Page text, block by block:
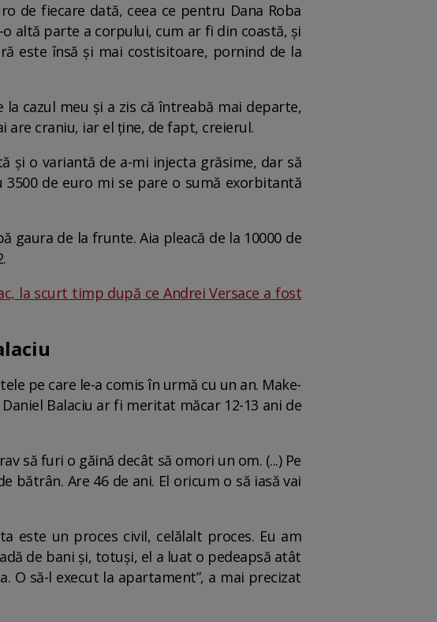
de fiecare dată, ceea ce pentru Dana Roba
altă parte a corpului, cum ar fi din coastă, și
este însă și mai costisitoare, pornind de la
cazul meu și a zis că întreabă mai departe,
are craniu, iar el ține, de fapt, creierul.
și o variantă de a-mi injecta grăsime, dar să
de euro mi se pare o sumă exorbitantă
gaura de la frunte. Aia pleacă de la 10000 de
la scurt timp după ce Andrei Versace a fost
pe care le-a comis în urmă cu un an. Make-
Balaciu ar fi meritat măcar 12-13 ani de
să furi o găină decât să omori un om. (...) Pe
bătrân. Are 46 de ani. El oricum o să iasă vai
este un proces civil, celălalt proces. Eu am
de bani și, totuși, el a luat o pedeapsă atât
O să-l execut la apartament”, a mai precizat